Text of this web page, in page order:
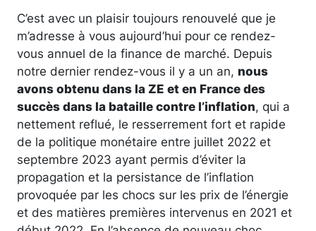
C’est avec un plaisir toujours renouvelé que je
m’adresse à vous aujourd’hui pour ce rendez-
vous annuel de la finance de marché. Depuis
notre dernier rendez-vous il y a un an, nous
avons obtenu dans la ZE et en France des
succès dans la bataille contre l’inflation, qui a
nettement reflué, le resserrement fort et rapide
de la politique monétaire entre juillet 2022 et
septembre 2023 ayant permis d’éviter la
propagation et la persistance de l’inflation
provoquée par les chocs sur les prix de l’énergie
et des matières premières intervenus en 2021 et